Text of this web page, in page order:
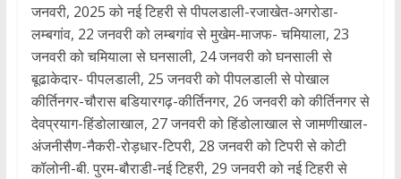
जनवरी, 2025 को नई टिहरी से पीपलडाली-रजाखेत-अगरोडा-
लम्बगांव, 22 जनवरी को लम्बगांव से मुखेम-माजफ- चमियाला, 23
जनवरी को चमियाला से घनसाली, 24 जनवरी को घनसाली से
बूढाकेदार- पीपलडाली, 25 जनवरी को पीपलडाली से पोखाल
कीर्तिनगर-चौरास बडियारगढ़-कीर्तिनगर, 26 जनवरी को कीर्तिनगर से
देवप्रयाग-हिंडोलाखाल, 27 जनवरी को हिंडोलाखाल से जामणीखाल-
अंजनीसैण-नैकरी-रोड़धार-टिपरी, 28 जनवरी को टिपरी से कोटी
कॉलोनी-बी. पुरम-बौराडी-नई टिहरी, 29 जनवरी को नई टिहरी से